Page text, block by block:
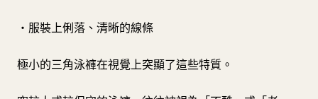
・服裝上俐落、清晰的線條
極小的三角泳褲在視覺上突顯了這些特質。